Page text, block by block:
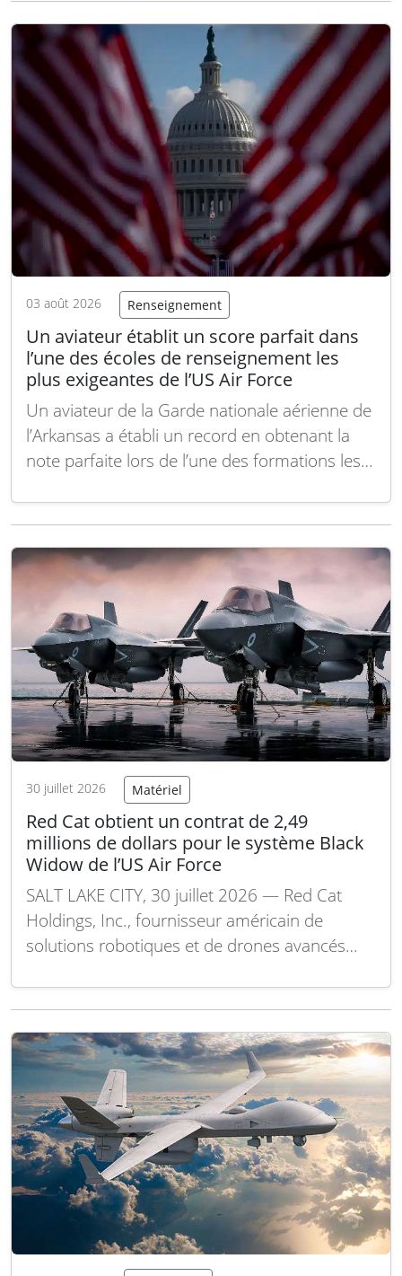
ministère comme « l’Autorité », précise le
besoin d’une…Lire la suite
03 août 2026 Renseignement
Un aviateur établit un score parfait dans
l’une des écoles de renseignement les
plus exigeantes de l’US Air Force
Un aviateur de la Garde nationale aérienne de
l’Arkansas a établi un record en obtenant la
note parfaite lors de l’une des formations les
domaine du renseignement électronique. Ty
en renseignement des signaux (SIGINT),… Lire
la suite
30 juillet 2026 Matériel
Red Cat obtient un contrat de 2,49
millions de dollars pour le système Black
Widow de l’US Air Force
SALT LAKE CITY, 30 juillet 2026 — Red Cat
Holdings, Inc., fournisseur américain de
solutions robotiques et de drones avancés
nationale, a annoncé que sa filiale Teal Drones
2,49 millions de dollars de l’US Air…Lire la
suite